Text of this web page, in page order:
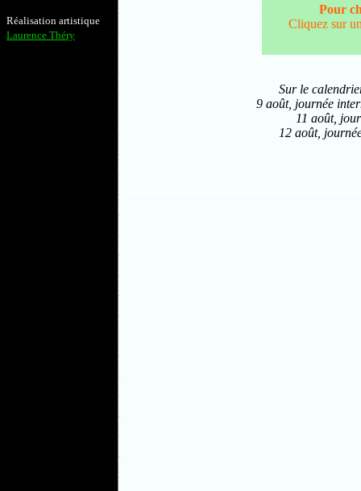
Réalisation artistique
Laurence Théry
Pour
Cliquez sur
Sur le
9 août, journée
11 août,
12 août,